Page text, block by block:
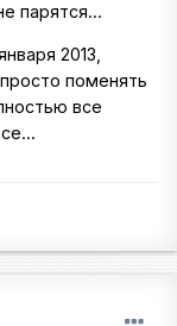
парятся...
2013,
поменять
все